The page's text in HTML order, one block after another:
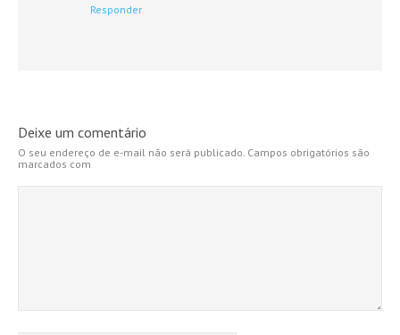
Responder
Deixe um comentário
O seu endereço de e-mail não será publicado. Campos obrigatórios são
marcados com